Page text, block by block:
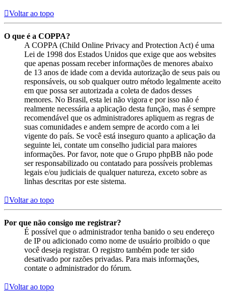
Voltar ao topo
O que é a COPPA?
A COPPA (Child Online Privacy and Protection Act) é uma
Lei de 1998 dos Estados Unidos que exige que aos websites
que apenas possam receber informações de menores abaixo
de 13 anos de idade com a devida autorização de seus pais ou
responsáveis, ou sob qualquer outro método legalmente aceito
em que possa ser autorizada a coleta de dados desses
menores. No Brasil, esta lei não vigora e por isso não é
realmente necessária a aplicação desta função, mas é sempre
recomendável que os administradores apliquem as regras de
suas comunidades e andem sempre de acordo com a lei
vigente do país. Se você está inseguro quanto a aplicação da
seguinte lei, contate um conselho judicial para maiores
informações. Por favor, note que o Grupo phpBB não pode
ser responsabilizado ou contatado para possíveis problemas
legais e/ou judiciais de qualquer natureza, exceto sobre as
linhas descritas por este sistema.
Voltar ao topo
Por que não consigo me registrar?
É possível que o administrador tenha banido o seu endereço
de IP ou adicionado como nome de usuário proibido o que
você deseja registrar. O registro também pode ter sido
desativado por razões privadas. Para mais informações,
contate o administrador do fórum.
Voltar ao topo